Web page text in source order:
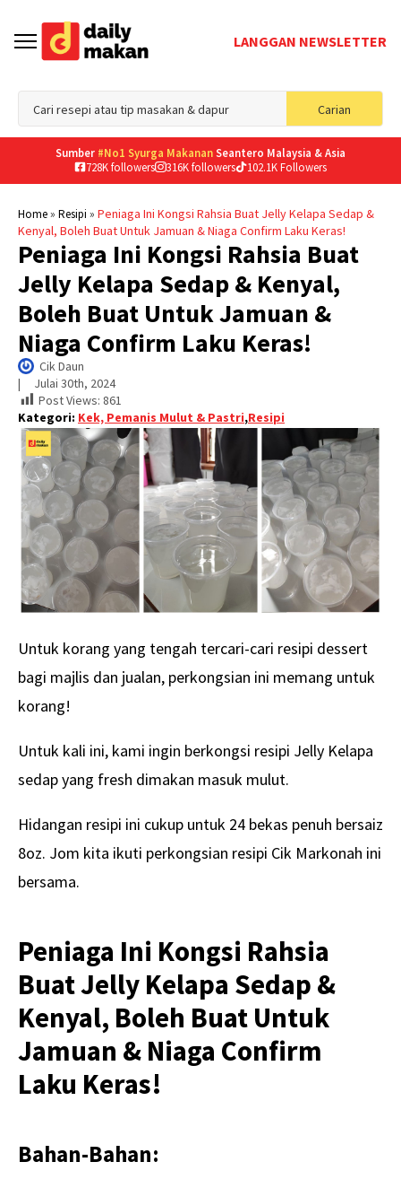
LANGGAN NEWSLETTER
Carian
for:
Sumber #No1 Syurga MakananSeantero Malaysia & Asia
728K followers
316K followers 102.1K Followers
Home» Resipi » Peniaga Ini Kongsi Rahsia Buat Jelly Kelapa Sedap &
Kenyal, Boleh Buat Untuk Jamuan & Niaga Confirm Laku Keras!
Peniaga Ini Kongsi Rahsia Buat
Jelly Kelapa Sedap & Kenyal,
Boleh Buat Untuk Jamuan &
Niaga Confirm Laku Keras!
Cik Daun
| Julai 30th, 2024
Post Views: 861
Kategori: Kek, Pemanis Mulut & Pastri,Resipi
Untuk korang yang tengah tercari-cari resipi dessert
bagi majlis dan jualan, perkongsian ini memang untuk
korang!
Untuk kali ini, kami ingin berkongsi resipi Jelly Kelapa
sedap yang fresh dimakan masuk mulut.
Hidangan resipi ini cukup untuk 24 bekas penuh bersaiz
8oz. Jom kita ikuti perkongsian resipi Cik Markonah ini
bersama.
Peniaga Ini Kongsi Rahsia
Buat Jelly Kelapa Sedap &
Kenyal, Boleh Buat Untuk
Jamuan & Niaga Confirm
Laku Keras!
Bahan-Bahan: